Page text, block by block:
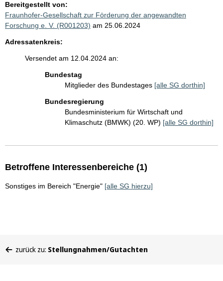
Bereitgestellt von:
Fraunhofer-Gesellschaft zur Förderung der angewandten
Forschung e. V. (R001203) am 25.06.2024
Adressatenkreis:
Versendet am 12.04.2024 an:
Bundestag
Mitglieder des Bundestages [alle SG dorthin]
Bundesregierung
Bundesministerium für Wirtschaft und
Klimaschutz (BMWK) (20. WP) [alle SG dorthin]
Betroffene Interessenbereiche (1)
Sonstiges im Bereich "Energie" [alle SG hierzu]
befinden
zurück zu: Stellungnahmen/Gutachten